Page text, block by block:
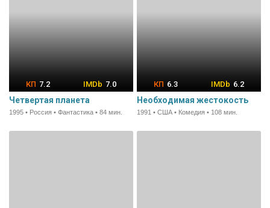
7.2 7.0
Четвертая планета
1995 • Россия • Фантастика • 84 мин.
6.3 6.2
Необходимая жестокость
1991 • США • Комедия • 108 мин.